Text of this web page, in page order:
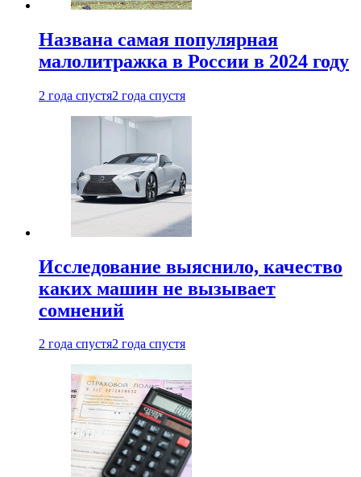
Названа самая популярная
малолитражка в России в 2024 году
2 года спустя2 года спустя
Исследование выяснило, качество
каких машин не вызывает
сомнений
2 года спустя2 года спустя